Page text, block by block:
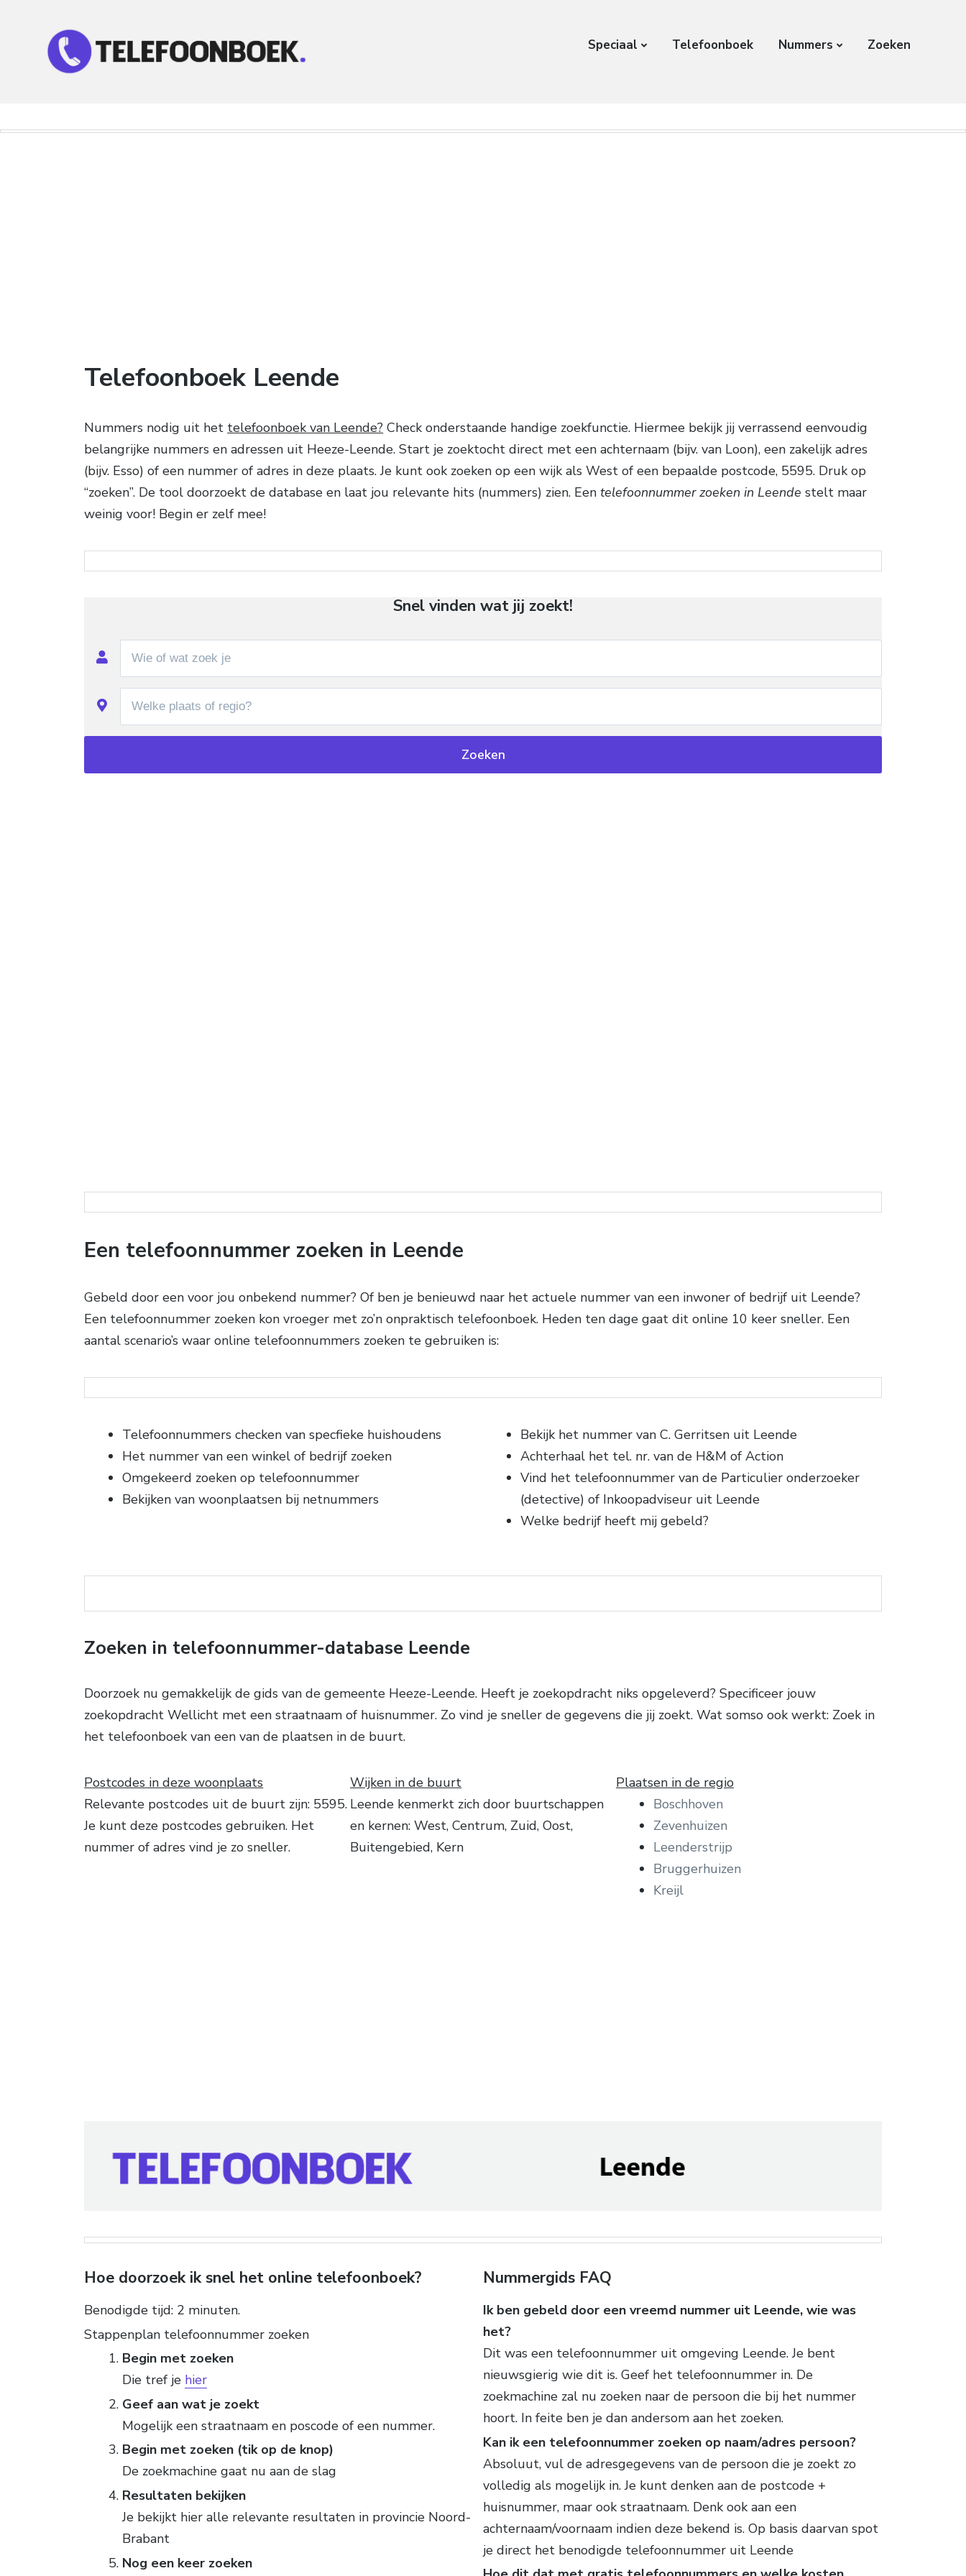
Speciaal Telefoonboek Nummers Zoeken
Telefoonboek Leende
Nummers nodig uit het telefoonboek van Leende? Check onderstaande handige zoekfunctie. Hiermee bekijk jij verrassend eenvoudig
belangrijke nummers en adressen uit Heeze-Leende. Start je zoektocht direct met een achternaam (bijv. van Loon), een zakelijk adres
(bijv. Esso) of een nummer of adres in deze plaats. Je kunt ook zoeken op een wijk als West of een bepaalde postcode, 5595. Druk op
“zoeken”. De tool doorzoekt de database en laat jou relevante hits (nummers) zien. Eentelefoonnummer zoeken in Leende stelt maar
weinig voor! Begin er zelf mee!
Snel vinden wat jij zoekt!
Een telefoonnummer zoeken in Leende
Gebeld door een voor jou onbekend nummer? Of ben je benieuwd naar het actuele nummer van een inwoner of bedrijf uit Leende?
Een telefoonnummer zoeken kon vroeger met zo’n onpraktisch telefoonboek. Heden ten dage gaat dit online 10 keer sneller. Een
aantal scenario’s waar online telefoonnummers zoeken te gebruiken is:
Telefoonnummers checken van specfieke huishoudens
Het nummer van een winkel of bedrijf zoeken
Omgekeerd zoeken op telefoonnummer
Bekijken van woonplaatsen bij netnummers
Bekijk het nummer van C. Gerritsen uit Leende
Achterhaal het tel. nr. van de H&M of Action
Vind het telefoonnummer van de Particulier onderzoeker
(detective) of Inkoopadviseur uit Leende
Welke bedrijf heeft mij gebeld?
Zoeken in telefoonnummer-database Leende
Doorzoek nu gemakkelijk de gids van de gemeente Heeze-Leende. Heeft je zoekopdracht niks opgeleverd? Specificeer jouw
zoekopdracht Wellicht met een straatnaam of huisnummer. Zo vind je sneller de gegevens die jij zoekt. Wat somso ook werkt: Zoek in
het telefoonboek van een van de plaatsen in de buurt.
Postcodes in deze woonplaats
Relevante postcodes uit de buurt zijn: 5595.
Je kunt deze postcodes gebruiken. Het
nummer of adres vind je zo sneller.
Wijken in de buurt
Leende kenmerkt zich door buurtschappen
en kernen: West, Centrum, Zuid, Oost,
Buitengebied, Kern
Plaatsen in de regio
Boschhoven
Zevenhuizen
Leenderstrijp
Bruggerhuizen
Kreijl
Hoe doorzoek ik snel het online telefoonboek?
Benodigde tijd: 2 minuten.
Stappenplan telefoonnummer zoeken
Begin met zoeken
Die tref je hier
Geef aan wat je zoekt
Mogelijk een straatnaam en poscode of een nummer.
Begin met zoeken (tik op de knop)
De zoekmachine gaat nu aan de slag
Resultaten bekijken
Je bekijkt hier alle relevante resultaten in provincie Noord-
Brabant
Nog een keer zoeken
Nummergids FAQ
Ik ben gebeld door een vreemd nummer uit Leende, wie was
het?
Dit was een telefoonnummer uit omgeving Leende. Je bent
nieuwsgierig wie dit is. Geef het telefoonnummer in. De
zoekmachine zal nu zoeken naar de persoon die bij het nummer
hoort. In feite ben je dan andersom aan het zoeken.
Kan ik een telefoonnummer zoeken op naam/adres persoon?
Absoluut, vul de adresgegevens van de persoon die je zoekt zo
volledig als mogelijk in. Je kunt denken aan de postcode +
huisnummer, maar ook straatnaam. Denk ook aan een
achternaam/voornaam indien deze bekend is. Op basis daarvan spot
je direct het benodigde telefoonnummer uit Leende